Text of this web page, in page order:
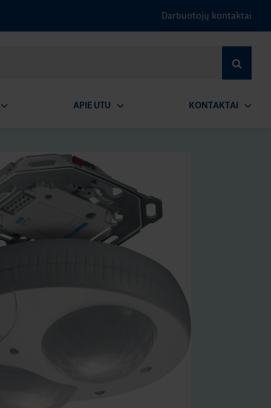
Darbuotojų kontaktai
APIE UTU KONTAKTAI